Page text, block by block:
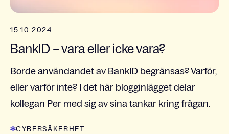
15.10.2024
BankID – vara eller icke vara?
Borde användandet av BankID begränsas? Varför,
eller varför inte? I det här blogginlägget delar
kollegan Per med sig av sina tankar kring frågan.
CYBERSÄKERHET